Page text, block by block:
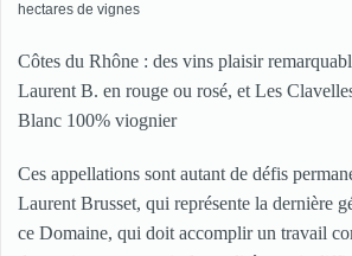
hectares de vignes
Côtes du Rhône : des vins plaisir
Laurent B. en rouge ou rosé, et Les
Blanc 100% viognier
Ces appellations sont autant de défis
Laurent Brusset, qui représente la dernière
ce Domaine, qui doit accomplir un travail